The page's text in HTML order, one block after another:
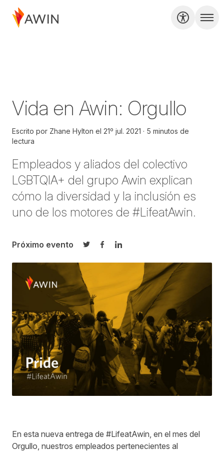
Vida en Awin: Orgullo
Escrito por Zhane Hylton el 21º jul. 2021
5 minutos de
lectura
Empleados y aliados del colectivo
LGBTQIA+ del grupo Awin explican
cómo la diversidad y la inclusión es
uno de los motores de #LifeatAwin.
Próximo evento
Compartir en Twitter
Compartir en Facebook
Compartir en LinkedIn
En esta nueva entrega de #LifeatAwin, en el mes del
Orgullo, nuestros empleados pertenecientes al